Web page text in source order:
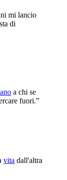
mi lancio
di
a chi se
fuori.”
vita dall'altra